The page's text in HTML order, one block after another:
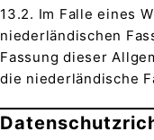
13.2. Im Falle eines
niederländischen
Fassung dieser
die niederländische